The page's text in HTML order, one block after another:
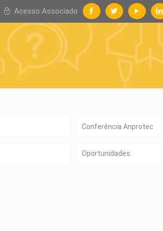
Acesso Associado
Conferência Anprotec
Oportunidades